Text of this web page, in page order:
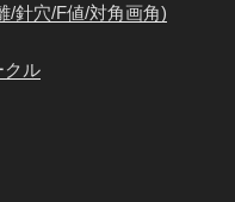
/針穴/F値/対角画角)
クル